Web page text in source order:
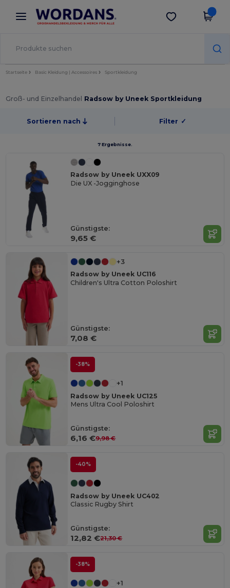
× Wordans App
Bessere Preise in der App!
App holen
Startseite Basic Kleidung | Accessoires Sportkleidung
Groß- und Einzelhandel Radsow by Uneek Sportkleidung
Sortieren nach Filter ✓
7 Ergebnisse.
Radsow by Uneek UXX09
Die UX -Jogginghose
Günstigste:
9,65 €
+3
Radsow by Uneek UC116
Children's Ultra Cotton Poloshirt
Günstigste:
7,08 €
-38%
+1
Radsow by Uneek UC125
Mens Ultra Cool Poloshirt
Günstigste:
6,16 €9,98 €
-40%
Radsow by Uneek UC402
Classic Rugby Shirt
Günstigste:
12,82 €21,30 €
-38%
+1